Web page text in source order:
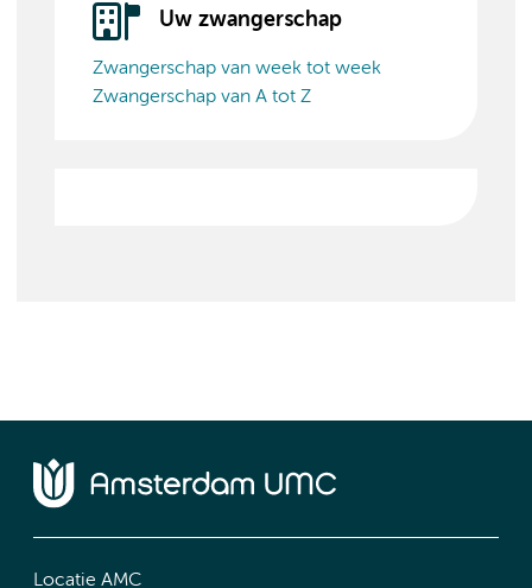
Uw zwangerschap
Zwangerschap van week tot week
Zwangerschap van A tot Z
Locatie AMC